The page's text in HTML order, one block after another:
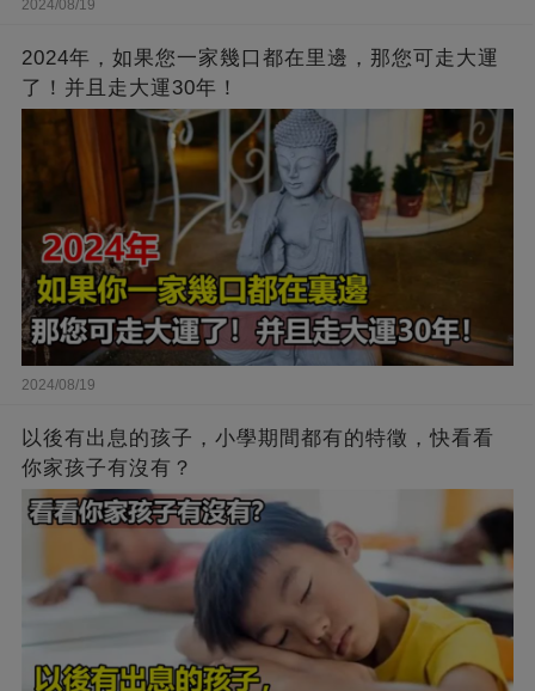
2024/08/19
2024年，如果您一家幾口都在里邊，那您可走大運
了！并且走大運30年！
2024/08/19
以後有出息的孩子，小學期間都有的特徵，快看看
你家孩子有沒有？